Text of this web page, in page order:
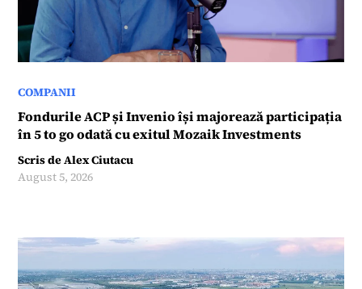
COMPANII
Fondurile ACP și Invenio își majorează participația
în 5 to go odată cu exitul Mozaik Investments
Scris deAlex Ciutacu
August 5, 2026